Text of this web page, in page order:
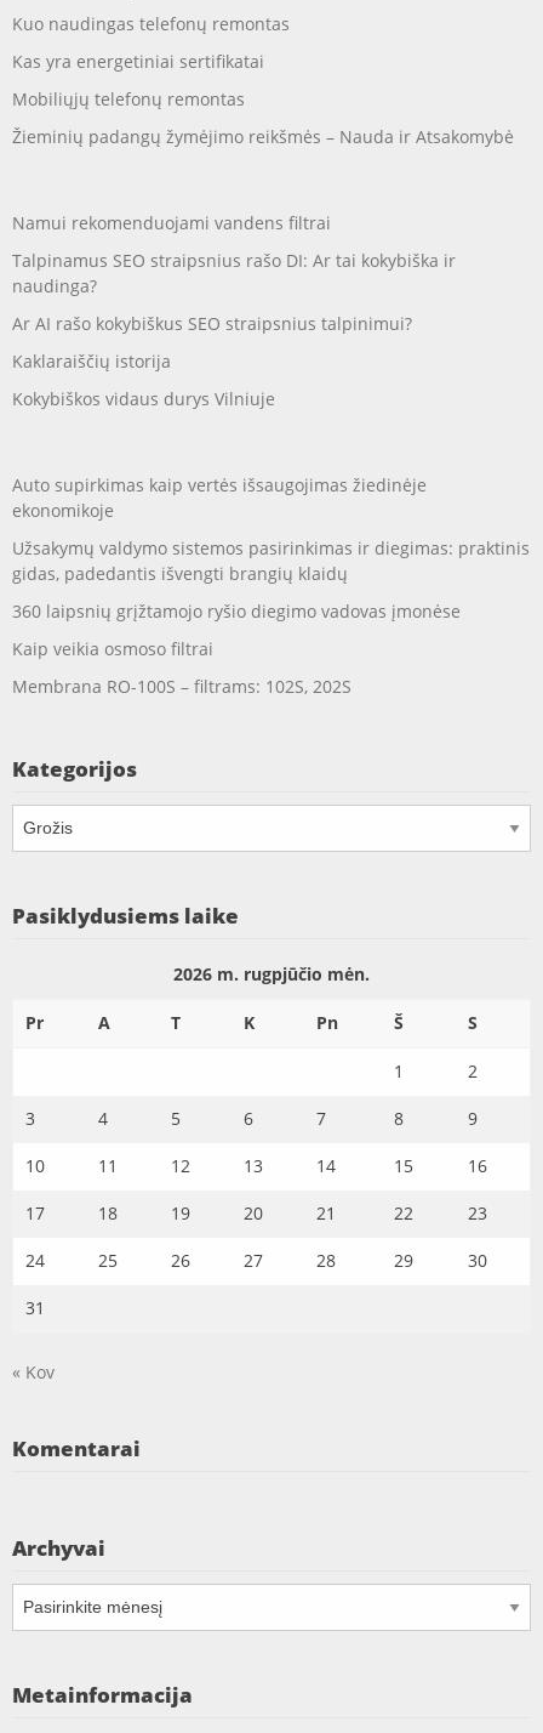
Kuo naudingas telefonų remontas
Kas yra energetiniai sertifikatai
Mobiliųjų telefonų remontas
Žieminių padangų žymėjimo reikšmės – Nauda ir Atsakomybė
Namui rekomenduojami vandens filtrai
Talpinamus SEO straipsnius rašo DI: Ar tai kokybiška ir
naudinga?
Ar AI rašo kokybiškus SEO straipsnius talpinimui?
Kaklaraiščių istorija
Kokybiškos vidaus durys Vilniuje
Auto supirkimas kaip vertės išsaugojimas žiedinėje
ekonomikoje
Užsakymų valdymo sistemos pasirinkimas ir diegimas: praktinis
gidas, padedantis išvengti brangių klaidų
360 laipsnių grįžtamojo ryšio diegimo vadovas įmonėse
Kaip veikia osmoso filtrai
Membrana RO-100S – filtrams: 102S, 202S
Kategorijos
Kategorijos
Pasiklydusiems laike
2026 m. rugpjūčio mėn.
Pr A T K Pn Š S
1 2
3 4 5 6 7 8 9
10 11 12 13 14 15 16
17 18 19 20 21 22 23
24 25 26 27 28 29 30
31
« Kov
Komentarai
Archyvai
Archyvai
Metainformacija